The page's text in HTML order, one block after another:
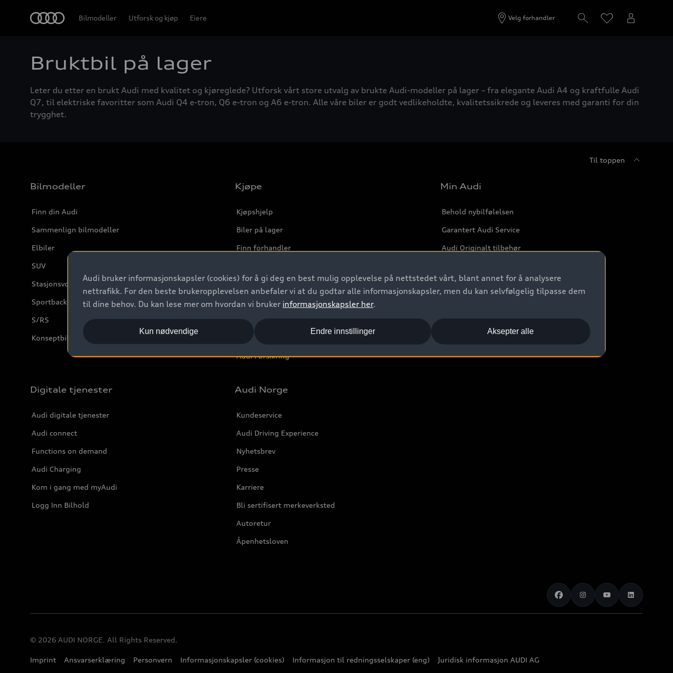
Audi bruker informasjonskapsler (cookies) for å gi deg en best mulig opplevelse på nettstedet vårt, blant annet for å analysere
nettrafikk. For den beste brukeropplevelsen anbefaler vi at du godtar alle informasjonskapsler, men du kan selvfølgelig tilpasse dem
til dine behov. Du kan lese mer om hvordan vi bruker informasjonskapsler her.
Aksepter alle
Kun nødvendige Endre innstillinger
Bilmodeller Utforsk og kjøp Eiere Velg forhandler
Bruktbil på lager
Leter du etter en brukt Audi med kvalitet og kjøreglede? Utforsk vårt store utvalg av brukte Audi-modeller på lager – fra elegante Audi A4 og kraftfulle Audi
Q7, til elektriske favoritter som Audi Q4 e-tron, Q6 e-tron og A6 e-tron. Alle våre biler er godt vedlikeholdte, kvalitetssikrede og leveres med garanti for din
trygghet.
Til toppen
Bilmodeller
Finn din Audi
Sammenlign bilmodeller
Elbiler
SUV
Stasjonsvogn
Sportback
S/RS
Konseptbiler og prototyper
Kjøpe
Kjøpshjelp
Biler på lager
Finn forhandler
Kontakt forhandler
Prislister
Leasing
Bilgarantier
Audi Forsikring
Min Audi
Behold nybilfølelsen
Garantert Audi Service
Audi Originalt tilbehør
Digitale tjenester
Audi digitale tjenester
Audi connect
Functions on demand
Audi Charging
Kom i gang med myAudi
Logg Inn Bilhold
Audi Norge
Kundeservice
Audi Driving Experience
Nyhetsbrev
Presse
Karriere
Bli sertifisert merkeverksted
Autoretur
Åpenhetsloven
© 2026 AUDI NORGE. All Rights Reserved.
Imprint Ansvarserklæring Personvern Informasjonskapsler (cookies) Informasjon til redningsselskaper (eng) Juridisk informasjon AUDI AG